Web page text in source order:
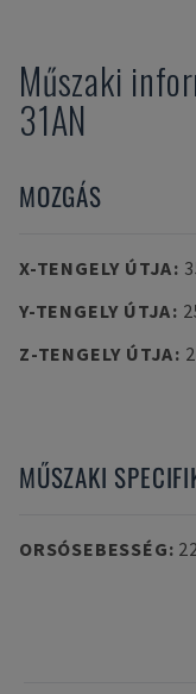
Műszaki
31AN
MOZGÁS
X-TENGELY ÚTJA:
Y-TENGELY ÚTJA:
Z-TENGELY ÚTJA:
MŰSZAKI
ORSÓSEBESSÉG: